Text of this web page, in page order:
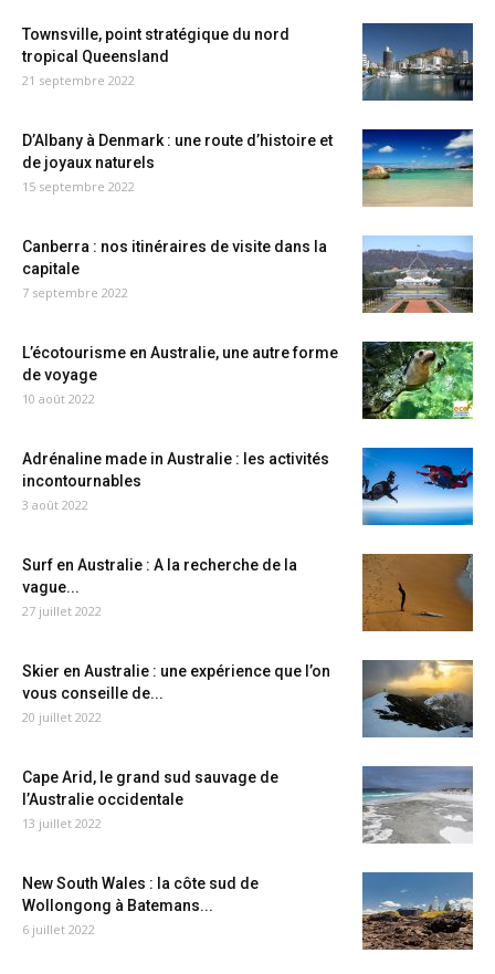
Townsville, point stratégique du nord
tropical Queensland
21 septembre 2022
D’Albany à Denmark : une route d’histoire et
de joyaux naturels
15 septembre 2022
Canberra : nos itinéraires de visite dans la
capitale
7 septembre 2022
L’écotourisme en Australie, une autre forme
de voyage
10 août 2022
Adrénaline made in Australie : les activités
incontournables
3 août 2022
Surf en Australie : A la recherche de la
vague...
27 juillet 2022
Skier en Australie : une expérience que l’on
vous conseille de...
20 juillet 2022
Cape Arid, le grand sud sauvage de
l’Australie occidentale
13 juillet 2022
New South Wales : la côte sud de
Wollongong à Batemans...
6 juillet 2022